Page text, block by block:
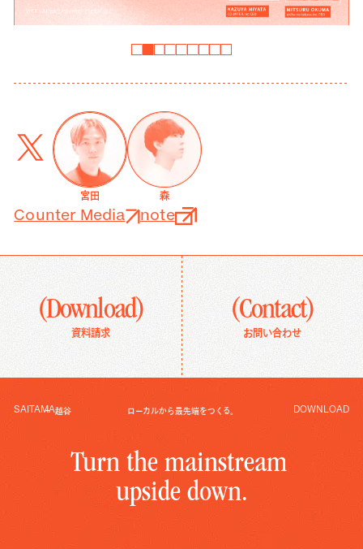
宮田 森
Counter Media note
(Download)
資料請求
(Contact)
お問い合わせ
SAITAMA越谷 ローカルから最先端をつくる。 DOWNLOAD
Turn the mainstream
upside down.